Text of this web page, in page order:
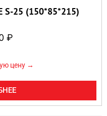
S-25 (150*85*215)
₽
цену →